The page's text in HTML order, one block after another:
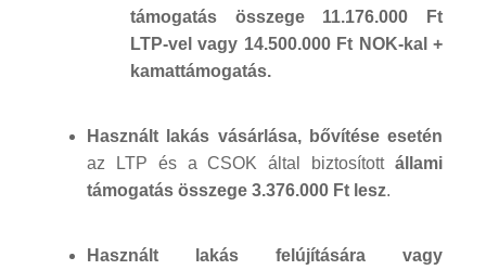
támogatás összege 11.176.000 Ft
LTP-vel vagy 14.500.000 Ft NOK-kal +
kamattámogatás.
Használt lakás vásárlása, bővítése esetén
az LTP és a CSOK által biztosított állami
támogatás összege 3.376.000 Ft lesz.
Használt lakás felújítására vagy